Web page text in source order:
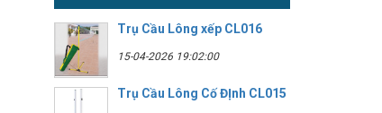
Trụ Cầu Lông xếp CL016
15-04-2026 19:02:00
Trụ Cầu Lông Cố ĐỊnh CL015